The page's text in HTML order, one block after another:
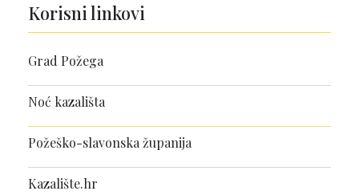
Korisni linkovi
Grad Požega
Noć kazališta
Požeško-slavonska županija
Kazalište.hr